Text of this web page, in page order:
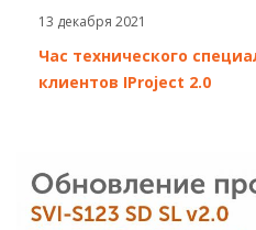
13 декабря 2021
Час технического
клиентов IProject 2.0